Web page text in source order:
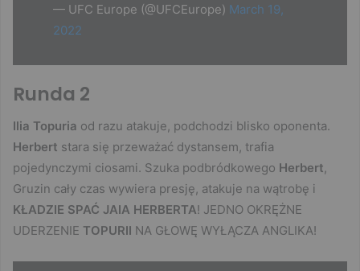
— UFC Europe (@UFCEurope) March 19,
2022
Runda 2
Ilia Topuria od razu atakuje, podchodzi blisko oponenta.
Herbert stara się przeważać dystansem, trafia
pojedynczymi ciosami. Szuka podbródkowego Herbert,
Gruzin cały czas wywiera presję, atakuje na wątrobę i
KŁADZIE SPAĆ JAIA HERBERTA! JEDNO OKRĘŻNE
UDERZENIE TOPURII NA GŁOWĘ WYŁĄCZA ANGLIKA!